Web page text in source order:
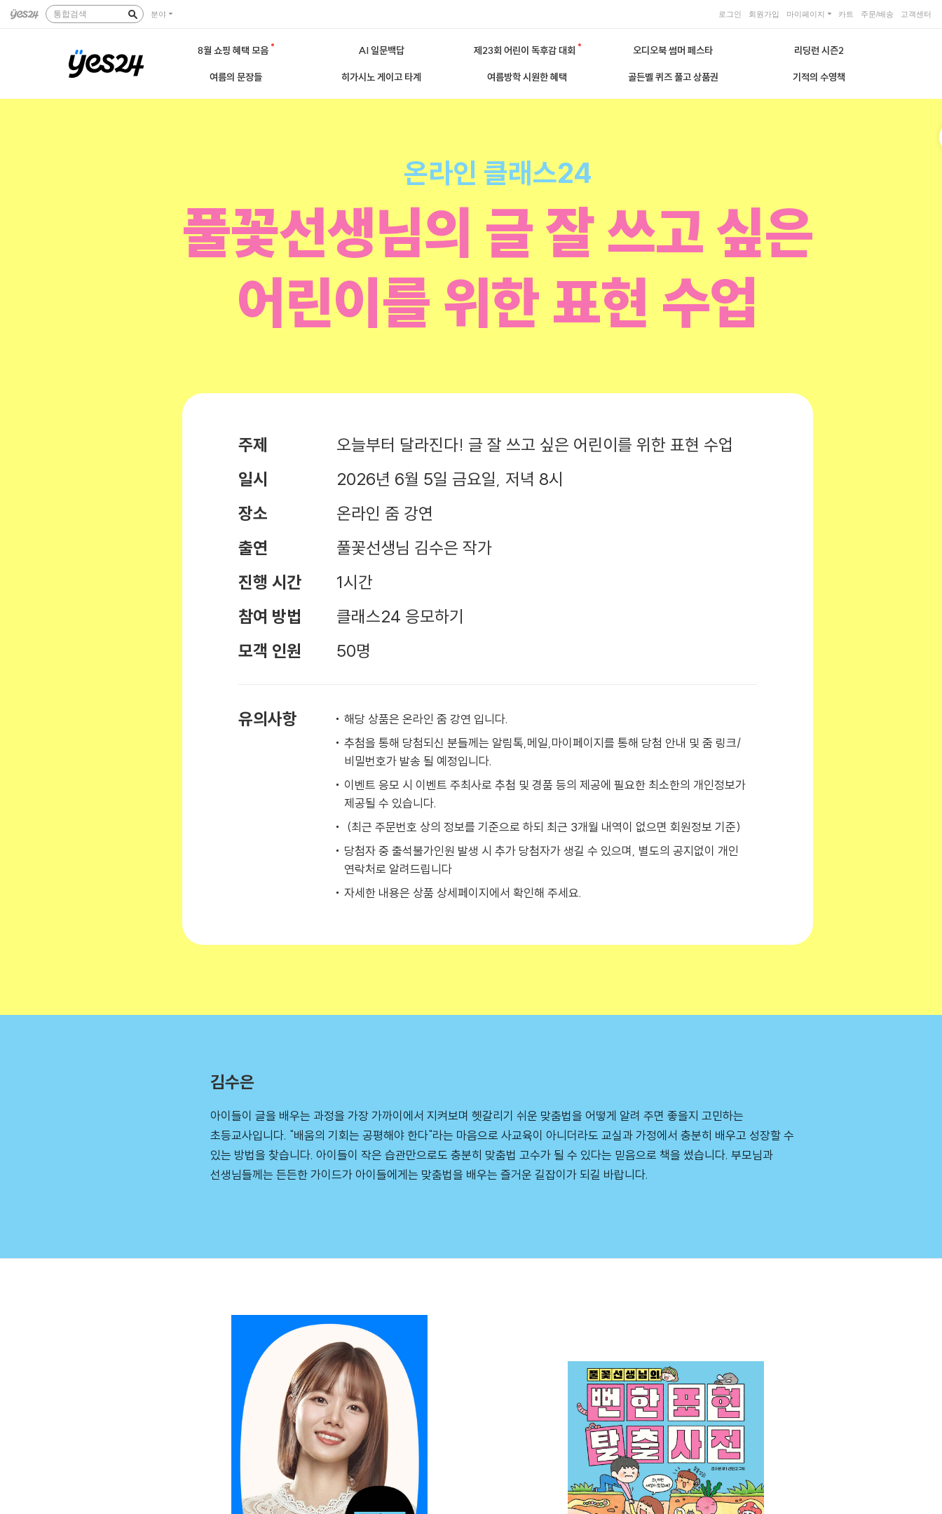
통합검색 분야 로그인 회원가입 마이페이지 카트 주문/배송 고객센터
8월 쇼핑 혜택 모음 AI 일문백답 제23회 어린이 독후감 대회 오디오북 썸머 페스타 리딩런 시즌2
여름의 문장들 히가시노 게이고 타계 여름방학 시원한 혜택 골든벨 퀴즈 풀고 상품권 기적의 수영책
온라인 클래스24
풀꽃선생님의 글 잘 쓰고 싶은
어린이를 위한 표현 수업
주제
오늘부터 달라진다! 글 잘 쓰고 싶은 어린이를 위한 표현 수업
일시
2026년 6월 5일 금요일, 저녁 8시
장소
온라인 줌 강연
출연
풀꽃선생님 김수은 작가
진행 시간
1시간
참여 방법
클래스24 응모하기
모객 인원
50명
유의사항
해당 상품은 온라인 줌 강연 입니다.
추첨을 통해 당첨되신 분들께는 알림톡,메일,마이페이지를 통해 당첨 안내 및 줌 링크/
비밀번호가 발송 될 예정입니다.
이벤트 응모 시 이벤트 주최사로 추첨 및 경품 등의 제공에 필요한 최소한의 개인정보가
제공될 수 있습니다.
(최근 주문번호 상의 정보를 기준으로 하되 최근 3개월 내역이 없으면 회원정보 기준)
당첨자 중 출석불가인원 발생 시 추가 당첨자가 생길 수 있으며, 별도의 공지없이 개인
연락처로 알려드립니다
자세한 내용은 상품 상세페이지에서 확인해 주세요.
김수은
아이들이 글을 배우는 과정을 가장 가까이에서 지켜보며 헷갈리기 쉬운 맞춤법을 어떻게 알려 주면 좋을지 고민하는
초등교사입니다. "배움의 기회는 공평해야 한다"라는 마음으로 사교육이 아니더라도 교실과 가정에서 충분히 배우고 성장할 수
있는 방법을 찾습니다. 아이들이 작은 습관만으로도 충분히 맞춤법 고수가 될 수 있다는 믿음으로 책을 썼습니다. 부모님과
선생님들께는 든든한 가이드가 아이들에게는 맞춤법을 배우는 즐거운 길잡이가 되길 바랍니다.